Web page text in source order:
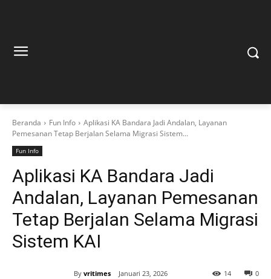
Beranda Fun Info
Aplikasi KA Bandara Jadi Andalan, Layanan
Pemesanan Tetap Berjalan Selama Migrasi Sistem...
Fun Info
Aplikasi KA Bandara Jadi
Andalan, Layanan Pemesanan
Tetap Berjalan Selama Migrasi
Sistem KAI
By vritimes Januari 23, 2026 0
14